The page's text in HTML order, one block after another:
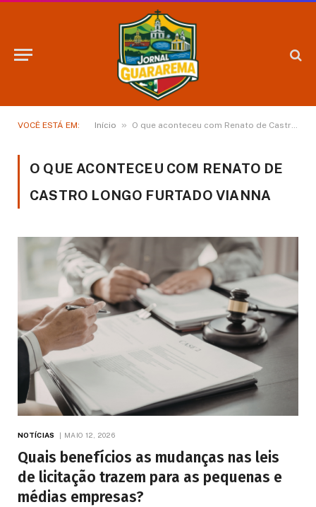
VOCÊ ESTÁ EM: Início » O que aconteceu com Renato de Castro Longo Furtado Vianna
O QUE ACONTECEU COM RENATO DE
CASTRO LONGO FURTADO VIANNA
NOTÍCIAS MAIO 12, 2026
Quais benefícios as mudanças nas leis
de licitação trazem para as pequenas e
médias empresas?